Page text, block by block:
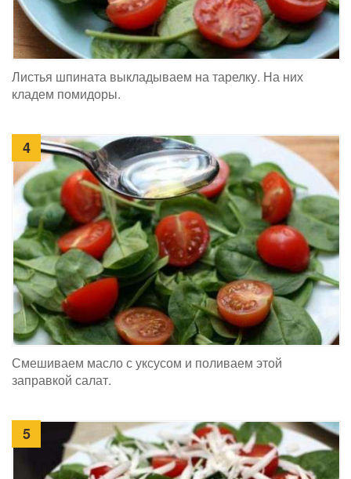
Листья шпината выкладываем на тарелку. На них
кладем помидоры.
4
Смешиваем масло с уксусом и поливаем этой
заправкой салат.
5